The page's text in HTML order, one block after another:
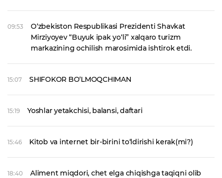
09:53
O‘zbekiston Respublikasi Prezidenti Shavkat
Mirziyoyev “Buyuk ipak yo‘li” xalqaro turizm
markazining ochilish marosimida ishtirok etdi.
15:07 SHIFOKOR BO‘LMOQCHIMAN
15:19 Yoshlar yetakchisi, balansi, daftari
15:46 Kitob va internet bir-birini to‘ldirishi kerak(mi?)
18:40
Aliment miqdori, chet elga chiqishga taqiqni olib